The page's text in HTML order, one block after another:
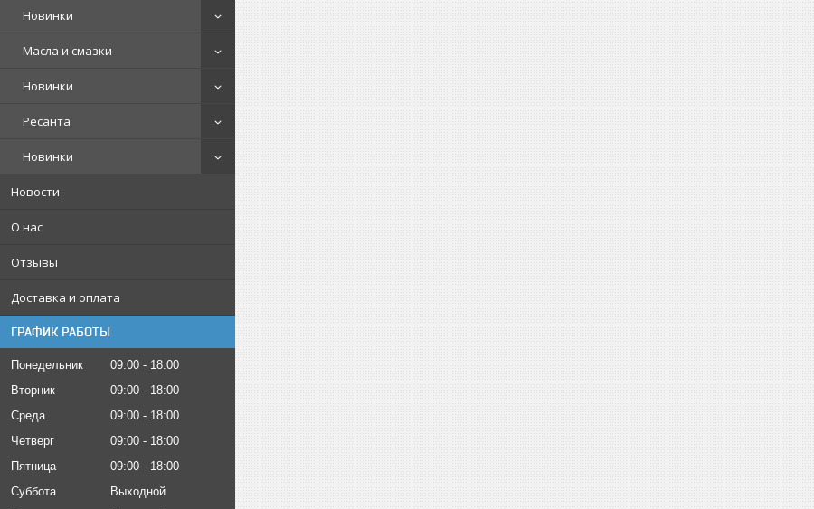
Новинки
Масла и смазки
Новинки
Ресанта
Новинки
Новости
О нас
Отзывы
Доставка и оплата
ГРАФИК РАБОТЫ
Понедельник 09:00
18:00
Вторник
09:00
18:00
Среда
09:00
18:00
Четверг
09:00
18:00
Пятница
09:00
18:00
Суббота
Выходной